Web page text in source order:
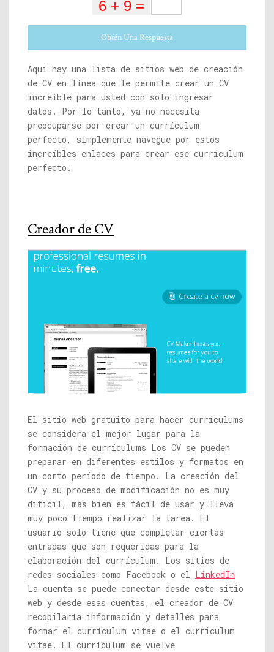
Obtén Una Respuesta
Aquí hay una lista de sitios web de creación
de CV en línea que le permite crear un CV
increíble para usted con solo ingresar
datos. Por lo tanto, ya no necesita
preocuparse por crear un currículum
perfecto, simplemente navegue por estos
increíbles enlaces para crear ese currículum
perfecto.
Creador de CV
El sitio web gratuito para hacer currículums
se considera el mejor lugar para la
formación de currículums Los CV se pueden
preparar en diferentes estilos y formatos en
un corto período de tiempo. La creación del
CV y ​​su proceso de modificación no es muy
difícil, más bien es fácil de usar y lleva
muy poco tiempo realizar la tarea. El
usuario solo tiene que completar ciertas
entradas que son requeridas para la
elaboración del currículum. Los sitios de
redes sociales como Facebook o el LinkedIn
La cuenta se puede conectar desde este sitio
web y desde esas cuentas, el creador de CV
recopilaría información y detalles para
formar el currículum vitae o el curriculum
vitae. El currículum se vuelve